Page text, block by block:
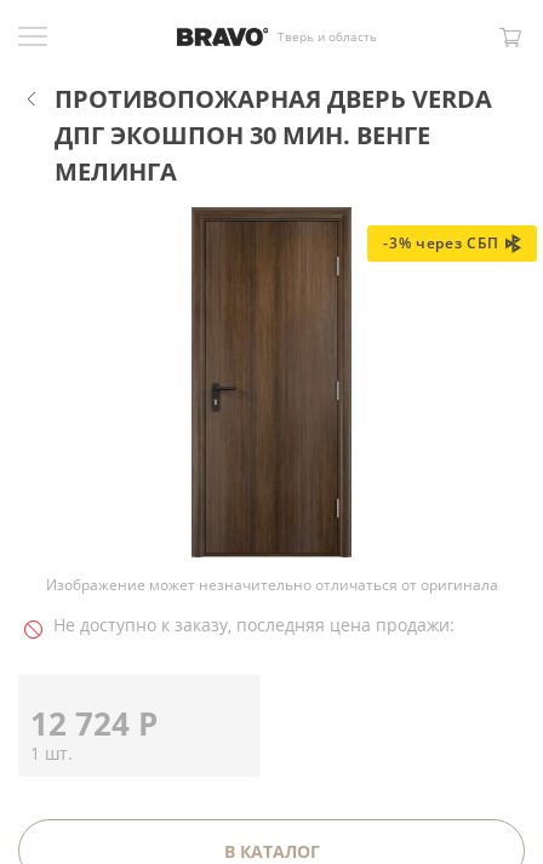
Тверь и область
ПРОТИВОПОЖАРНАЯ ДВЕРЬ VERDA
ДПГ ЭКОШПОН 30 МИН. ВЕНГЕ
МЕЛИНГА
-3% через СБП
Изображение может незначительно отличаться от оригинала
Не доступно к заказу, последняя цена продажи:
12 724 Р
1 шт.
В КАТАЛОГ